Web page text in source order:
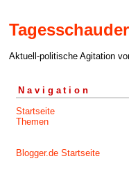
Tagesschauder
Aktuell-politische Agitation
Navigation
Startseite
Themen
Blogger.de Startseite